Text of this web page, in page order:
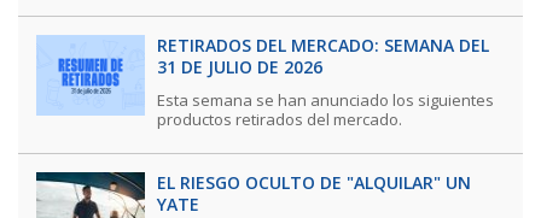
RETIRADOS DEL MERCADO: SEMANA DEL
31 DE JULIO DE 2026
Esta semana se han anunciado los siguientes
productos retirados del mercado.
EL RIESGO OCULTO DE "ALQUILAR" UN
YATE